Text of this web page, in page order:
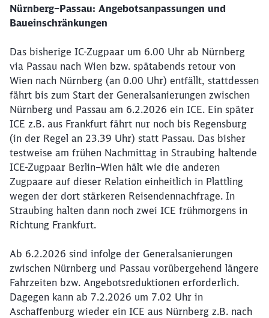
Nürnberg–Passau: Angebotsanpassungen und
Baueinschränkungen
Das bisherige IC-Zugpaar um 6.00 Uhr ab Nürnberg
via Passau nach Wien bzw. spätabends retour von
Wien nach Nürnberg (an 0.00 Uhr) entfällt, stattdessen
fährt bis zum Start der Generalsanierungen zwischen
Nürnberg und Passau am 6.2.2026 ein ICE. Ein später
ICE z.B. aus Frankfurt fährt nur noch bis Regensburg
(in der Regel an 23.39 Uhr) statt Passau. Das bisher
testweise am frühen Nachmittag in Straubing haltende
ICE-Zugpaar Berlin–Wien hält wie die anderen
Zugpaare auf dieser Relation einheitlich in Plattling
wegen der dort stärkeren Reisendennachfrage. In
Straubing halten dann noch zwei ICE frühmorgens in
Richtung Frankfurt.
Ab 6.2.2026 sind infolge der Generalsanierungen
zwischen Nürnberg und Passau vorübergehend längere
Fahrzeiten bzw. Angebotsreduktionen erforderlich.
Dagegen kann ab 7.2.2026 um 7.02 Uhr in
Aschaffenburg wieder ein ICE aus Nürnberg z.B. nach